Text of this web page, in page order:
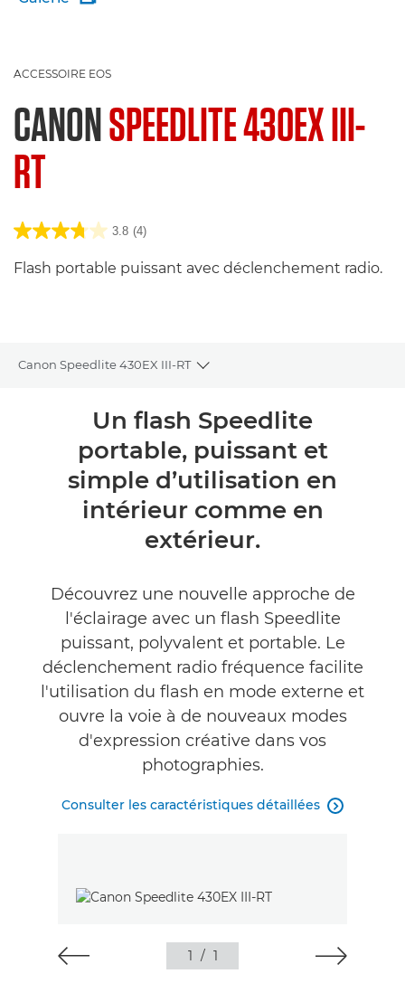
ACCESSOIRE EOS
CANONSPEEDLITE 430EX III-
RT
3.8 (4)
Flash portable puissant avec déclenchement radio.
Canon Speedlite 430EX III-RT
Toggle breadcrumbs
Caractéristiques
Commentaires
Un flash Speedlite
portable, puissant et
simple d’utilisation en
intérieur comme en
extérieur.
Découvrez une nouvelle approche de
l'éclairage avec un flash Speedlite
puissant, polyvalent et portable. Le
déclenchement radio fréquence facilite
l'utilisation du flash en mode externe et
ouvre la voie à de nouveaux modes
d'expression créative dans vos
photographies.
Consulter les caractéristiques détaillées 
1 / 1